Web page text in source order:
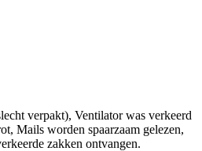
verpakt), Ventilator was verkeerd
Mails worden spaarzaam gelezen,
zakken ontvangen.